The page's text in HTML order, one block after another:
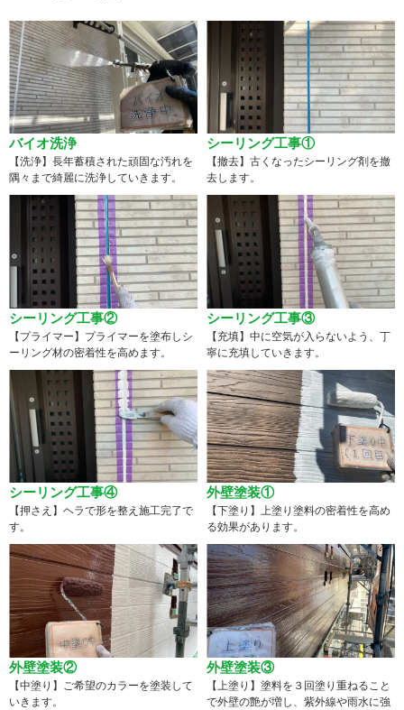
バイオ洗浄
【洗浄】長年蓄積された頑固な汚れを
隅々まで綺麗に洗浄していきます。
シーリング工事①
【撤去】古くなったシーリング剤を撤
去します。
シーリング工事②
【プライマー】プライマーを塗布しシ
ーリング材の密着性を高めます。
シーリング工事③
【充填】中に空気が入らないよう、丁
寧に充填していきます。
シーリング工事④
【押さえ】ヘラで形を整え施工完了で
す。
外壁塗装①
【下塗り】上塗り塗料の密着性を高め
る効果があります。
外壁塗装②
【中塗り】ご希望のカラーを塗装して
いきます。
外壁塗装③
【上塗り】塗料を３回塗り重ねること
で外壁の艶が増し、紫外線や雨水に強